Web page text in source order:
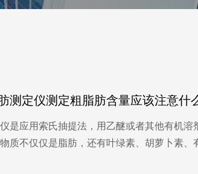
测定仪测定粗脂肪含量应该注意什
是应用索氏抽提法，用乙醚或者其他有机
质不仅仅是脂肪，还有叶绿素、胡萝卜素、